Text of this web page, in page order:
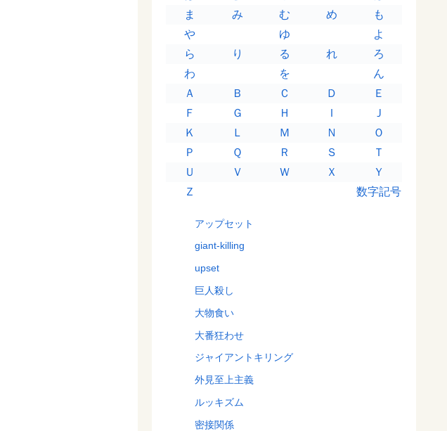
ま
み む め
も
や
ゆ
よ
ら
り る れ
ろ
わ
を
ん
Ａ
Ｂ Ｃ Ｄ
Ｅ
Ｆ
Ｇ Ｈ Ｉ
Ｊ
Ｋ
Ｌ Ｍ Ｎ
Ｏ
Ｐ
Ｑ Ｒ Ｓ
Ｔ
Ｕ
Ｖ Ｗ Ｘ
Ｙ
Ｚ
数字記号
アップセット
giant-killing
upset
巨人殺し
大物食い
大番狂わせ
ジャイアントキリング
外見至上主義
ルッキズム
密接関係